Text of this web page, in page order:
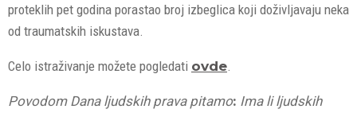
proteklih pet godina porastao broj izbeglica koji doživljavaju neka
od traumatskih iskustava.
Celo istraživanje možete pogledati ovde
Povodom Dana ljudskih prava pitamo: Ima li ljudskih